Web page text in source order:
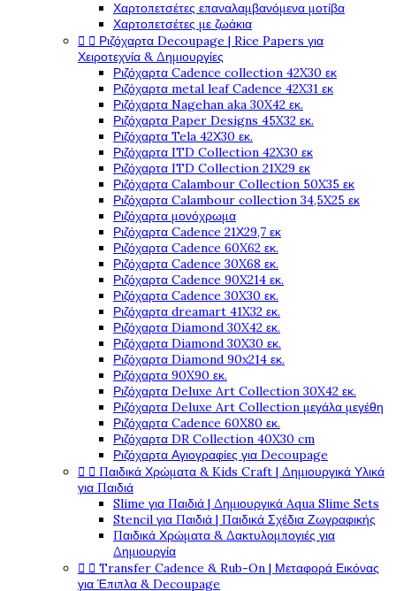
Χαρτοπετσέτες επαναλαμβανόμενα μοτίβα
Χαρτοπετσέτες με ζωάκια
  Ριζόχαρτα Decoupage | Rice Papers για
Χειροτεχνία & Δημιουργίες
Ριζόχαρτα Cadence collection 42X30 εκ
Ριζόχαρτα metal leaf Cadence 42X31 εκ
Ριζόχαρτα Nagehan aka 30X42 εκ.
Ριζόχαρτα Paper Designs 45X32 εκ.
Ριζόχαρτα Tela 42Χ30 εκ.
Ριζόχαρτα ITD Collection 42X30 εκ
Ριζόχαρτα ITD Collection 21X29 εκ
Ριζόχαρτα Calambour Collection 50X35 εκ
Ριζόχαρτα Calambour collection 34,5X25 εκ
Ριζόχαρτα μονόχρωμα
Ριζόχαρτα Cadence 21Χ29,7 εκ
Ριζόχαρτα Cadence 60X62 εκ.
Ριζόχαρτα Cadence 30X68 εκ.
Ριζόχαρτα Cadence 90X214 εκ.
Ριζόχαρτα Cadence 30X30 εκ.
Ριζόχαρτα dreamart 41X32 εκ.
Ριζόχαρτα Diamond 30X42 εκ.
Ριζόχαρτα Diamond 30X30 εκ.
Ριζόχαρτα Diamond 90x214 εκ.
Ριζόχαρτα 90X90 εκ.
Ριζόχαρτα Deluxe Art Collection 30X42 εκ.
Ριζόχαρτα Deluxe Art Collection μεγάλα μεγέθη
Ριζόχαρτα Cadence 60X80 εκ.
Ριζόχαρτα DR Collection 40X30 cm
Ριζόχαρτα Αγιογραφίες για Decoupage
  Παιδικά Χρώματα & Kids Craft | Δημιουργικά Υλικά
για Παιδιά
Slime για Παιδιά | Δημιουργικά Aqua Slime Sets
Stencil για Παιδιά | Παιδικά Σχέδια Ζωγραφικής
Παιδικά Χρώματα & Δακτυλομπογιές για
Δημιουργία
  Transfer Cadence & Rub-On | Μεταφορά Εικόνας
για Έπιπλα & Decoupage